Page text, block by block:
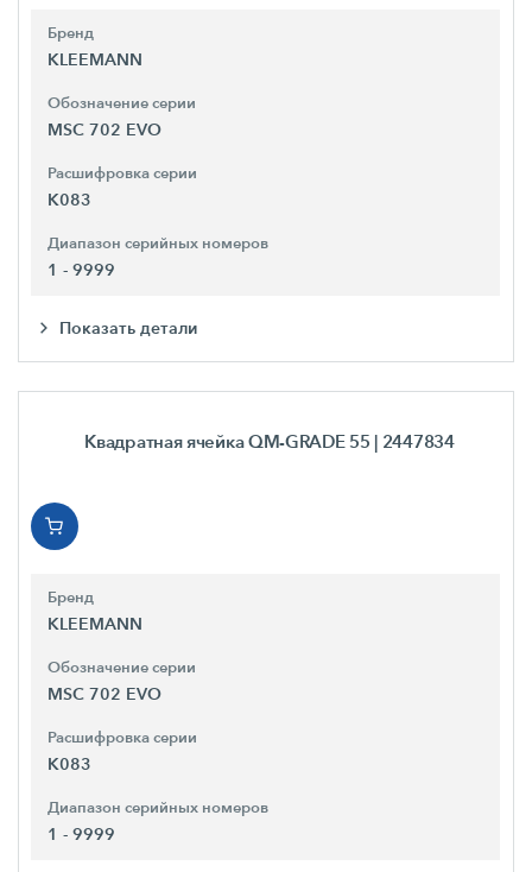
Бренд
KLEEMANN
Обозначение серии
MSC 702 EVO
Расшифровка серии
K083
Диапазон серийных номеров
1 - 9999
Показать детали
Квадратная ячейка QM-GRADE 55 | 2447834
Бренд
KLEEMANN
Обозначение серии
MSC 702 EVO
Расшифровка серии
K083
Диапазон серийных номеров
1 - 9999